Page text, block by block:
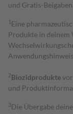
und Gratis-
1 Eine
Produkte in
2Biozidprodukte
und
3Die Übergabe